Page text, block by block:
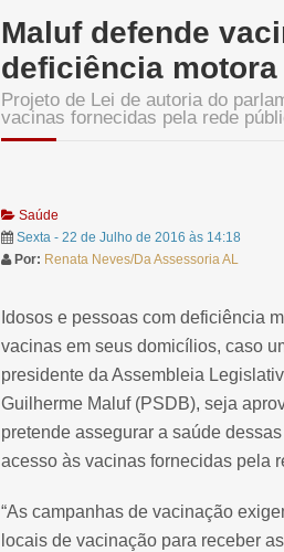
Maluf defende
deficiência motora
Projeto de Lei de autoria do
vacinas fornecidas pela rede
Saúde
Sexta - 22 de Julho de 2016 às 14:18
Por: Renata Neves/Da Assessoria AL
Idosos e pessoas com deficiência
vacinas em seus domicílios, caso
presidente da Assembleia
Guilherme Maluf (PSDB), seja
pretende assegurar a saúde
acesso às vacinas fornecidas pela
“As campanhas de vacinação
locais de vacinação para receber